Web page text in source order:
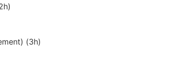
(3h)